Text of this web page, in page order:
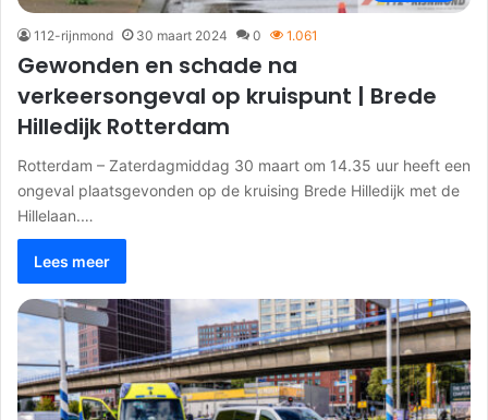
112-rijnmond 30 maart 2024 0 1.061
Gewonden en schade na
verkeersongeval op kruispunt | Brede
Hilledijk Rotterdam
Rotterdam – Zaterdagmiddag 30 maart om 14.35 uur heeft een
ongeval plaatsgevonden op de kruising Brede Hilledijk met de
Hillelaan.…
Lees meer